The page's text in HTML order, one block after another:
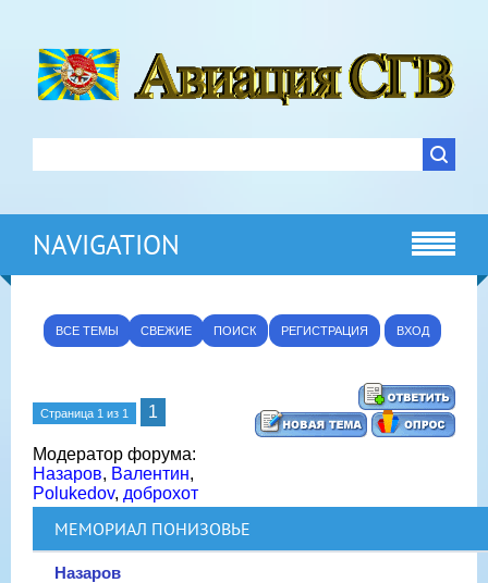
NAVIGATION
ВСЕ ТЕМЫ СВЕЖИЕ ПОИСК РЕГИСТРАЦИЯ ВХОД
Страница 1 из 1 1
Модератор форума:
Назаров, Валентин,
Polukedov, доброхот
МЕМОРИАЛ ПОНИЗОВЬЕ
Назаров